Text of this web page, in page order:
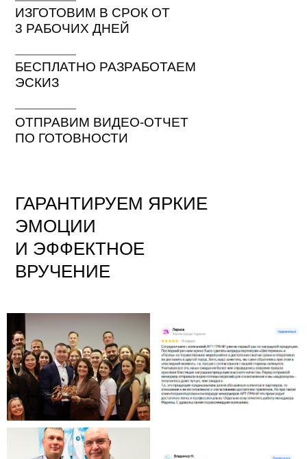
ИЗГОТОВИМ В СРОК ОТ
3 РАБОЧИХ ДНЕЙ
БЕСПЛАТНО РАЗРАБОТАЕМ
ЭСКИЗ
ОТПРАВИМ ВИДЕО-ОТЧЕТ
ПО ГОТОВНОСТИ
ГАРАНТИРУЕМ ЯРКИЕ
ЭМОЦИИ
И ЭФФЕКТНОЕ
ВРУЧЕНИЕ